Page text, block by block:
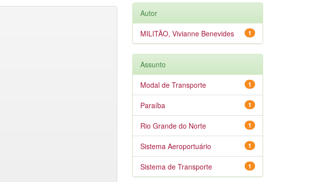
Autor
1
MILITÃO, Vivianne Benevides
Assunto
1
Modal de Transporte
1
Paraíba
1
Rio Grande do Norte
1
Sistema Aeroportuário
1
Sistema de Transporte